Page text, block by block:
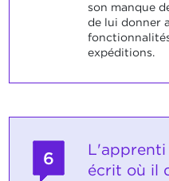
son manque
de lui donner
expéditions.
6
écrit où il